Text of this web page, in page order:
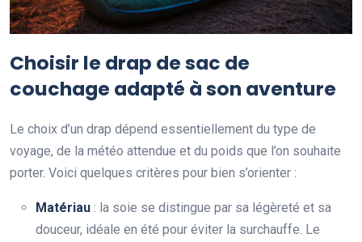
Choisir le drap de sac de
couchage adapté à son aventure
Le choix d’un drap dépend essentiellement du type de
voyage, de la météo attendue et du poids que l’on souhaite
porter. Voici quelques critères pour bien s’orienter :
Matériau : la soie se distingue par sa légèreté et sa
douceur, idéale en été pour éviter la surchauffe. Le